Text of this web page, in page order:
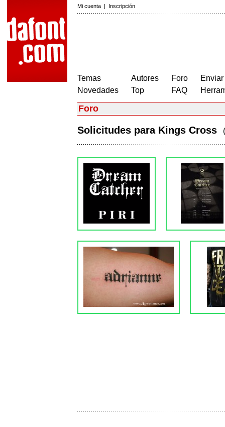
Mi cuenta | Inscripción
Temas
Novedades
Autores
Top
Foro
FAQ
Foro
Solicitudes para Kings Cross